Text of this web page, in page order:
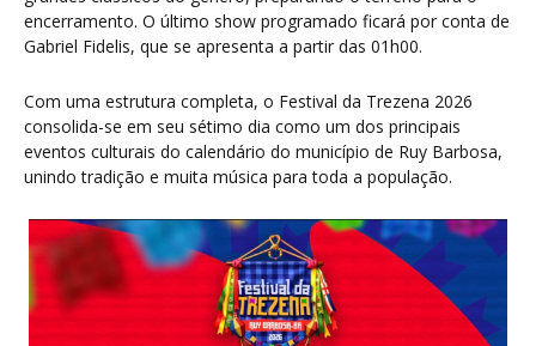
encerramento. O último show programado ficará por conta de
Gabriel Fidelis, que se apresenta a partir das 01h00.
Com uma estrutura completa, o Festival da Trezena 2026
consolida-se em seu sétimo dia como um dos principais
eventos culturais do calendário do município de Ruy Barbosa,
unindo tradição e muita música para toda a população.